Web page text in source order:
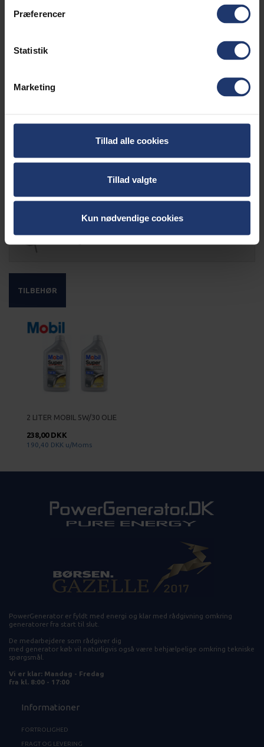
Præferencer
Statistik
Marketing
Tillad alle cookies
Tillad valgte
Kun nødvendige cookies
Kabel kalkulator
TILBEHØR
2 LITER MOBIL 5W/30 OLIE
238,00 DKK
190,40 DKK u/Moms
PowerGenerator er fyldt med energi og klar med rådgivning omkring
generatorer fra start til slut.
De medarbejdere som rådgiver dig
med generator køb vil naturligvis også være behjælpelige omkring tekniske
spørgsmål.
Vi er klar: Mandag - Fredag
fra kl. 8:00 - 17:00
Informationer
FORTROLIGHED
FRAGT OG LEVERING